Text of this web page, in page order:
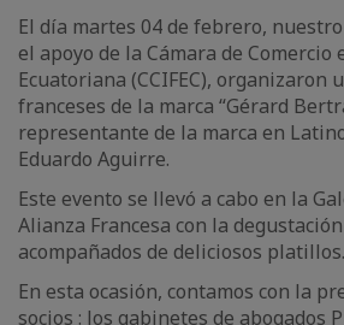
El día martes 04 de febrero,
el apoyo de la Cámara de
Ecuatoriana (CCIFEC), organizaron
franceses de la marca “Gérard
representante de la marca en
Eduardo Aguirre.
Este evento se llevó a cabo en la
Alianza Francesa con la
acompañados de deliciosos platillos.
En esta ocasión, contamos con la
socios : los gabinetes de abogados